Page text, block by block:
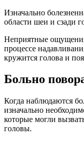
Изначально
области шеи и сзади
Неприятные
процессе
кружится голова и
Больно
Когда наблюдаются
изначально
которые могли
головы.